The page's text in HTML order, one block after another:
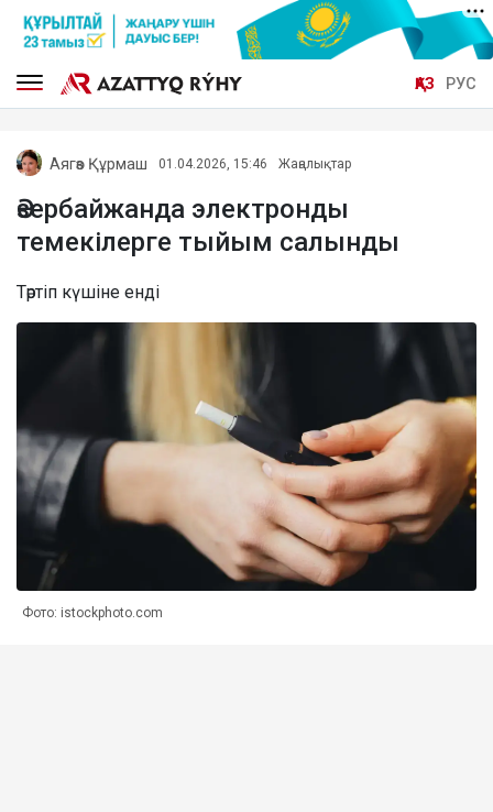
ҚАЗ РУС
Аягөз Құрмаш 01.04.2026, 15:46 Жаңалықтар
Әзербайжанда электронды
темекілерге тыйым салынды
Тәртіп күшіне енді
Фото: istockphoto.com